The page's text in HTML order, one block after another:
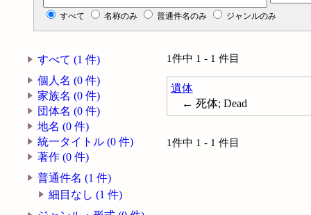
すべて 名称のみ 普通件名のみ ジャンルのみ
すべて (1 件)
個人名 (0 件)
家族名 (0 件)
団体名 (0 件)
地名 (0 件)
統一タイトル (0 件)
著作 (0 件)
普通件名 (1 件)
細目なし (1 件)
1件中 1 - 1 件目
遺体
← 死体; Dead
1件中 1 - 1 件目